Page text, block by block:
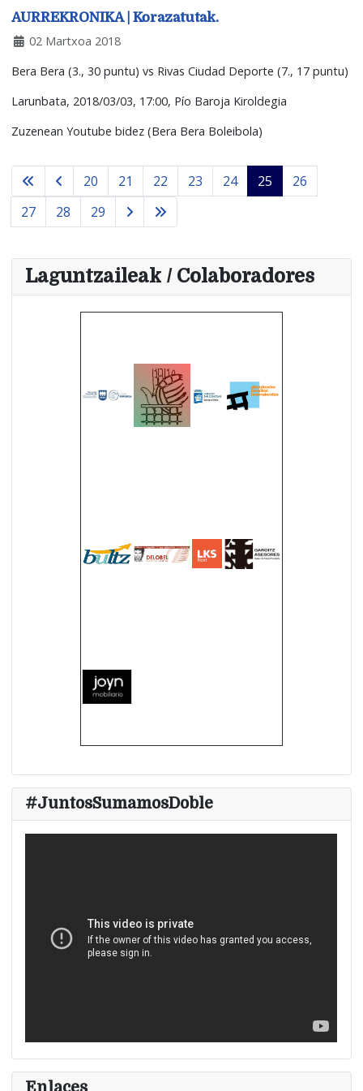
AURREKRONIKA | Korazatutak.
02 Martxoa 2018
Bera Bera (3., 30 puntu) vs Rivas Ciudad Deporte (7., 17 puntu)
Larunbata, 2018/03/03, 17:00, Pío Baroja Kiroldegia
Zuzenean Youtube bidez (Bera Bera Boleibola)
20 21 22 23 24 25
26
27
28 29
Laguntzaileak / Colaboradores
#JuntosSumamosDoble